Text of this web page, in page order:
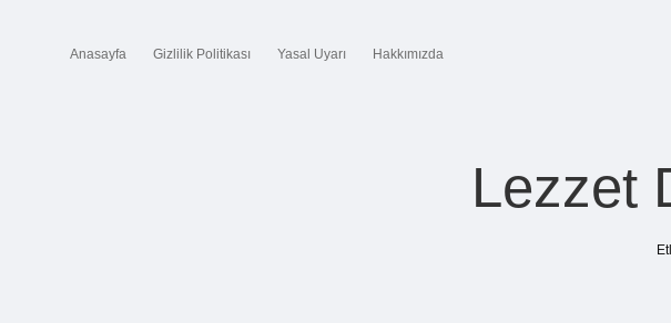
Anasayfa Gizlilik Politikası Yasal Uyarı Hakkımızda
Lezzet